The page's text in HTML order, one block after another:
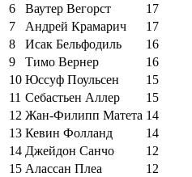
6
Ваутер Вегорст
17
7
Андрей Крамарич
17
8
Исак Бельфодиль
16
9
Тимо Вернер
16
10 Юссуф Поульсен
15
11 Себастьен Аллер
15
12 Жан-Филипп Матета 14
13 Кевин Фолланд
14
14 Джейдон Санчо
12
15 Алассан Плеа
12